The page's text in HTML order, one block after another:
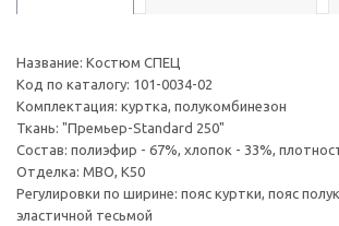
Название: Костюм СПЕЦ
Код по каталогу: 101-0034-02
Комплектация: куртка, полукомбинезон
Ткань: "Премьер-Standard 250"
Состав: полиэфир - 67%, хлопок - 33%,
Отделка: МВО, К50
Регулировки по ширине: пояс куртки, пояс
эластичной тесьмой